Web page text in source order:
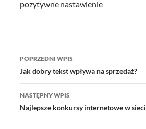
pozytywne nastawienie
Nawigacja
wpisu
POPRZEDNI WPIS
Jak dobry tekst wpływa na sprzedaż?
NASTĘPNY WPIS
Najlepsze konkursy internetowe w sieci